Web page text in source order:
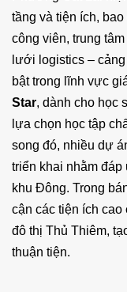
tầng và tiện ích,
công viên, trung
lưới logistics –
bật trong lĩnh vực
Star, dành cho học
lựa chọn học tập
song đó, nhiều dự
triển khai nhằm
khu Đông. Trong
cận các tiện ích cao
đô thị Thủ Thiêm,
thuận tiện.